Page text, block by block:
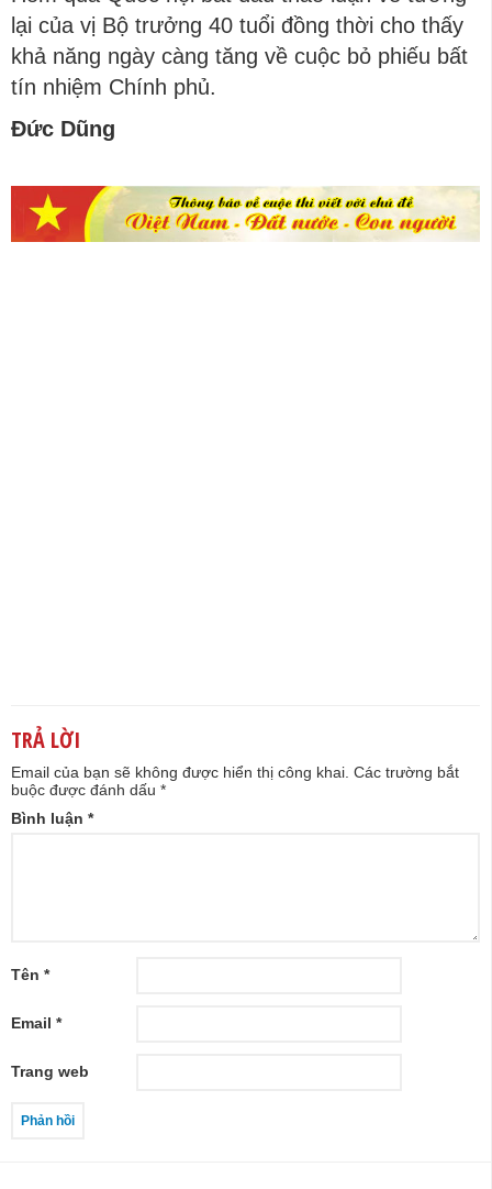
lại của vị Bộ trưởng 40 tuổi đồng thời cho thấy
khả năng ngày càng tăng về cuộc bỏ phiếu bất
tín nhiệm Chính phủ.
Đức Dũng
TRẢ LỜI
Email của bạn sẽ không được hiển thị công khai. Các trường bắt
buộc được đánh dấu *
Bình luận *
Tên *
Email *
Trang web